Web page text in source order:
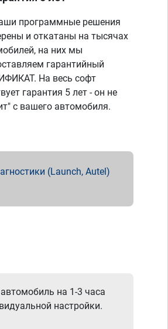
программные решения
и откатаны на тысячах
на них мы
гарантийный
На весь софт
гарантия 5 лет - он не
с вашего автомобиля.
(Launch, Autel)
на 1-3 часа
настройки.